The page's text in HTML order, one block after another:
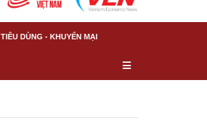
TIÊU DÙNG - KHUYẾN MẠI